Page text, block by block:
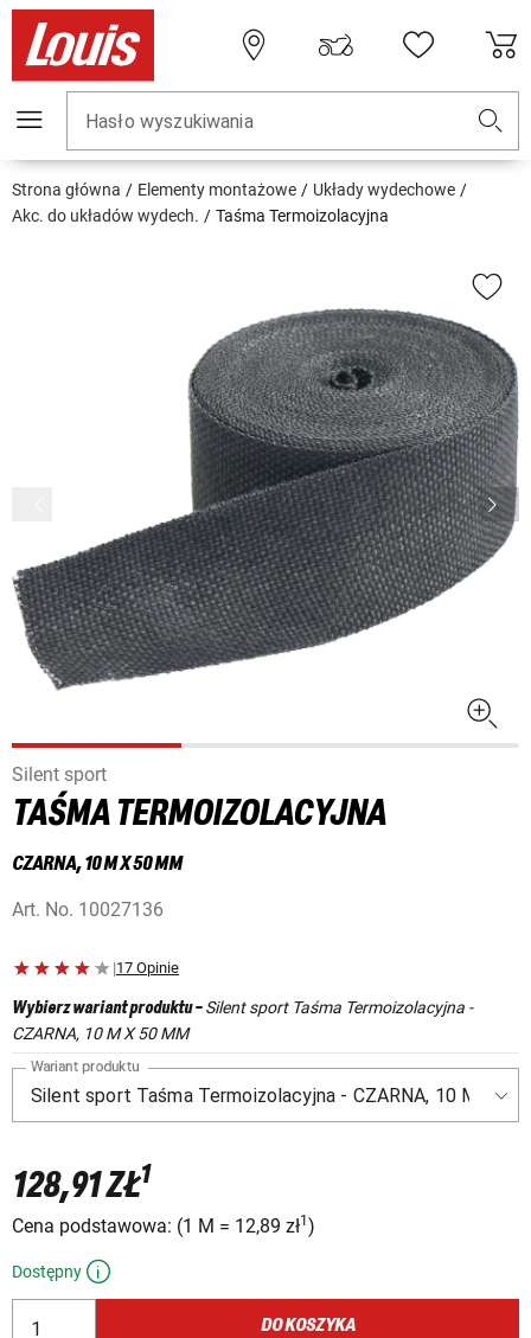
Hasło wyszukiwania
Strona główna Elementy montażowe
Układy wydechowe
Akc. do układów wydech.
Taśma Termoizolacyjna
Silent sport
TAŚMA TERMOIZOLACYJNA
CZARNA, 10 M X 50 MM
Art. No. 10027136
|17 Opinie
Wybierz wariant produktu-Silent sport Taśma Termoizolacyjna -
CZARNA, 10 M X 50 MM
Wariant produktu
128,91 ZŁ1
Cena podstawowa: (1 M = 12,89 zł1 )
Dostępny
DO KOSZYKA